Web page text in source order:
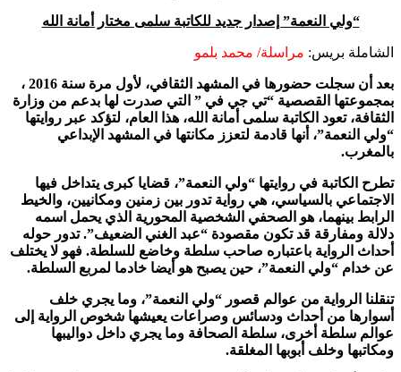
“ولي النعمة” إصدار جديد للكاتبة سلمى مختار أمانة الله
الشاملة بريس: مراسلة/ محمد بلمو
بعد أن سجلت حضورها في المشهد الثقافي، لأول مرة سنة 2016 ،
بمجموعتها القصصية “تي جي في ” التي صدرت لها بدعم من وزارة
الثقافة، تعود الكاتبة سلمى أمانة الله، هذا العام، لتؤكد عبر روايتها
“ولي النعمة”، أنها قادمة لتعزز مكانتها في المشهد الإبداعي
بالمغرب.
تطرح الكاتبة في روايتها “ولي النعمة”، قضايا كبرى يتداخل فيها
الاجتماعي بالسياسي، هي رواية تدور بين زمنين ومكانيين، والخيط
الرابط بينهما، هو الصحفي الشخصية المحورية الذي يحمل اسمه
دلالة ومفارقة قد تكون مقصودة “عبد الغني الضعيف”. تدور حوله
أحداث الرواية باعتباره صاحب سلطة وخاضع للسلطة. فهو لا يختلف
عن خدام “ولي النعمة”، حين يصبح هو أيضا خادما لمربع السلطة.
تنقلنا الرواية من عوالم قصور “ولي النعمة”، وما يجري خلف
أسوارها من أحداث ودسائس وصراعات يعيشها شخوص الرواية إلى
عوالم سلطة أخرى، سلطة الصحافة وما يجري داخل دواليبها
ومكاتبها وخلف أبوبها المغلقة.